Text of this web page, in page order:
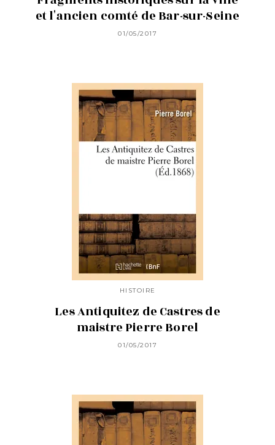
et l'ancien comté de Bar-sur-Seine
01/05/2017
HISTOIRE
Les Antiquitez de Castres de
maistre Pierre Borel
01/05/2017